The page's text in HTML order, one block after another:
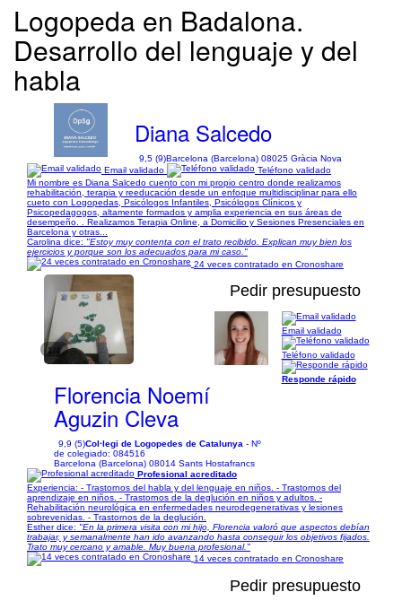
Logopeda en Badalona.
Desarrollo del lenguaje y del
habla
Diana Salcedo
9,5 (9)Barcelona (Barcelona) 08025 Gràcia Nova
Email validado
Teléfono validado
Mi nombre es Diana Salcedo cuento con mi propio centro donde realizamos
rehabilitación, terapia y reeducación desde un enfoque multidisciplinar para ello
cueto con Logopedas, Psicólogos Infantiles, Psicólogos Clínicos y
Psicopedagogos, altamente formados y amplia experiencia en sus áreas de
desempeño. . Realizamos Terapia Online, a Domicilio y Sesiones Presenciales en
Barcelona y otras...
Carolina dice: "Estoy muy contenta con el trato recibido. Explican muy bien los
ejercicios y porque son los adecuados para mi caso."
24 veces contratado en Cronoshare
1/4
Pedir presupuesto
Florencia Noemí
Aguzin Cleva
9,9 (5)Col·legi de Logopedes de Catalunya - Nº
de colegiado: 084516
Barcelona (Barcelona) 08014 Sants Hostafrancs
Email validado
Teléfono validado
Responde rápido
Profesional acreditado
Experiencia: - Trastornos del habla y del lenguaje en niños. - Trastornos del
aprendizaje en niños. - Trastornos de la deglución en niños y adultos. -
Rehabilitación neurológica en enfermedades neurodegenerativas y lesiones
sobrevenidas. - Trastornos de la deglución.
Esther dice: "En la primera visita con mi hijo, Florencia valoró que aspectos debían
trabajar, y semanalmente han ido avanzando hasta conseguir los objetivos fijados.
Trato muy cercano y amable. Muy buena profesional."
14 veces contratado en Cronoshare
Pedir presupuesto